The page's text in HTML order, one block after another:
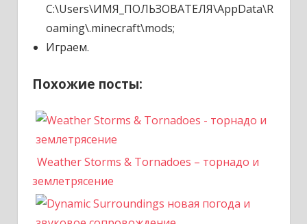
C:\Users\ИМЯ_ПОЛЬЗОВАТЕЛЯ\AppData\R
oaming\.minecraft\mods;
Играем.
Похожие посты:
Weather Storms & Tornadoes – торнадо и
землетрясение